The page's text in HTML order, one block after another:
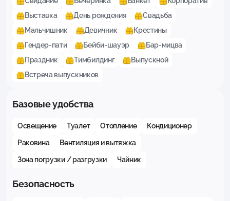
Выставка
День рождения
Свадьба
Мальчишник
Девичник
Крестины
Гендер-пати
Бейби-шауэр
Бар-мицва
Праздник
Тимбилдинг
Выпускной
Встреча выпускников
Базовые удобства
Освещение Туалет Отопление Кондиционер
Раковина Вентиляция и вытяжка
Зона погрузки / разгрузки Чайник
Безопасность